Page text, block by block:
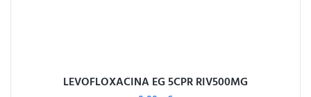
LEVOFLOXACINA EG 5CPR RIV500MG